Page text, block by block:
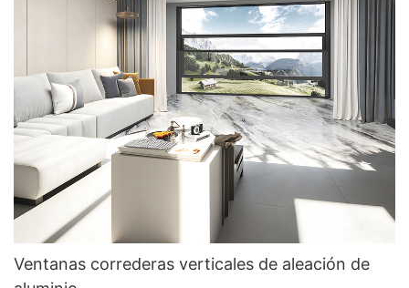
Ventanas correderas verticales de aleación de